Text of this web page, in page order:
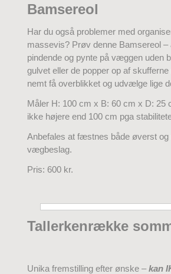
Bamsereol
Har du også problemer med
massevis? Prøv denne Bamsereol
pindende og pynte på væggen uden
gulvet eller de popper op af
nemt få overblikket og udvælge lige
Måler H: 100 cm x B: 60 cm x D: 25
ikke højere end 100 cm pga
Anbefales at fæstnes både øverst
vægbeslag.
Pris: 600 kr.
Tallerkenrække
Unika fremstilling efter ønske –kan